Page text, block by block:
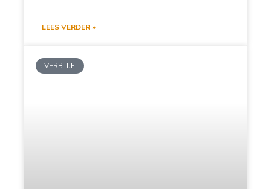
LEES VERDER »
VERBLIJF